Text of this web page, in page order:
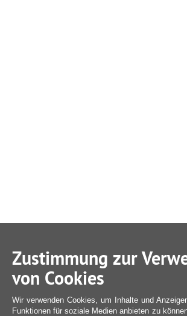
Zustimmung zur
von Cookies
Wir verwenden Cookies, um Inhalte und
Funktionen für soziale Medien anbieten zu